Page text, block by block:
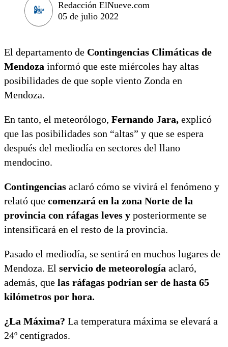
Redacción ElNueve.com
05 de julio 2022
El departamento de Contingencias Climáticas de
Mendoza informó que este miércoles hay altas
posibilidades de que sople viento Zonda en
Mendoza.
En tanto, el meteorólogo, Fernando Jara, explicó
que las posibilidades son “altas” y que se espera
después del mediodía en sectores del llano
mendocino.
Contingencias aclaró cómo se vivirá el fenómeno y
relató que comenzará en la zona Norte de la
provincia con ráfagas leves y posteriormente se
intensificará en el resto de la provincia.
Pasado el mediodía, se sentirá en muchos lugares de
Mendoza. El servicio de meteorología aclaró,
además, que las ráfagas podrían ser de hasta 65
kilómetros por hora.
¿La Máxima? La temperatura máxima se elevará a
24º centígrados.